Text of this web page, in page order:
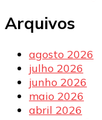
Arquivos
agosto 2026
julho 2026
junho 2026
maio 2026
abril 2026